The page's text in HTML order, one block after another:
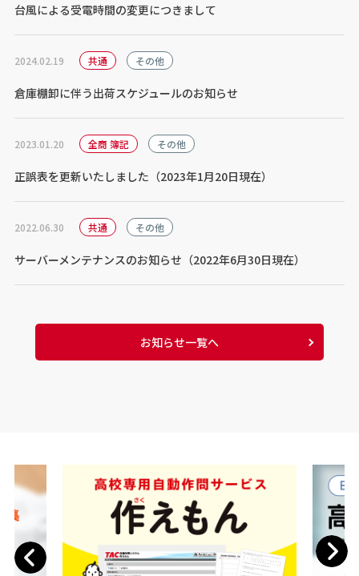
台風による受電時間の変更につきまして
2024.02.19 共通 その他
倉庫棚卸に伴う出荷スケジュールのお知らせ
2023.01.20 全商 簿記 その他
正誤表を更新いたしました（2023年1月20日現在）
2022.06.30 共通 その他
サーバーメンテナンスのお知らせ（2022年6月30日現在）
お知らせ一覧へ
Previous
Next